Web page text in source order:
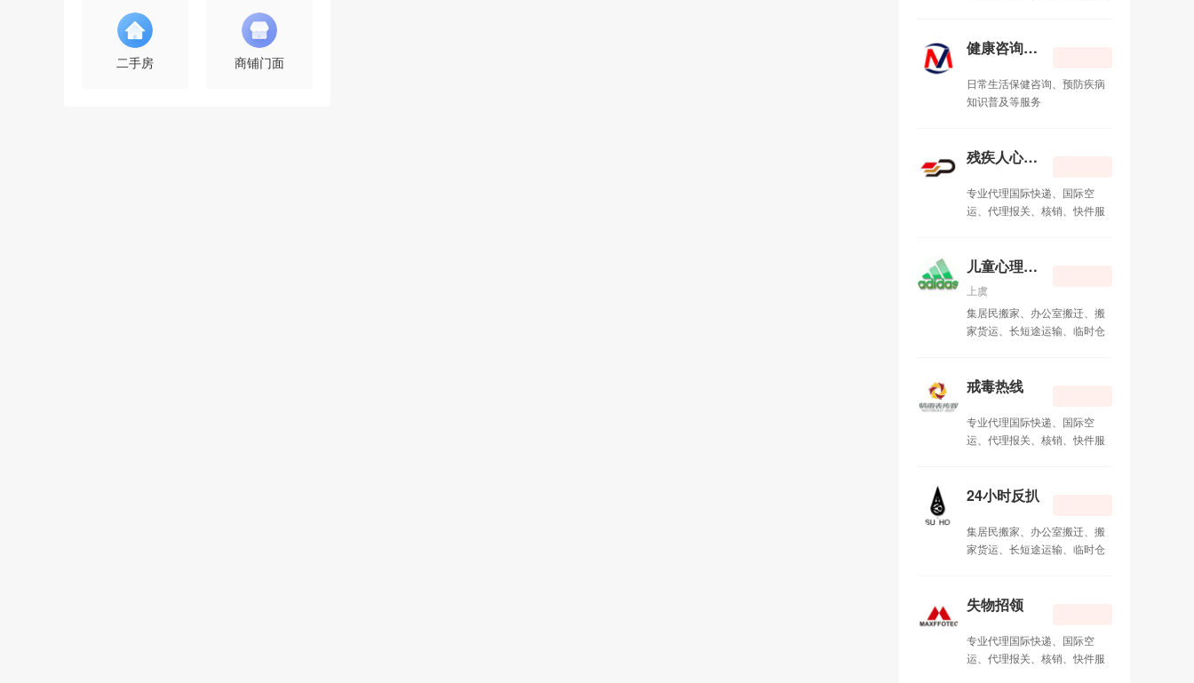
上海大众看车活动--同城最低
价,不要错过~
二手房 商铺门面 马圈汽车站
供电热线
健康咨询热线
日常生活保健咨询、预防疾病
知识普及等服务
残疾人心理咨询
专业代理国际快递、国际空
运、代理报关、核销、快件服
特快专递、 UPS 联合包裹、
便
儿童心理咨询
上虞
集居民搬家、办公室搬迁、搬
家货运、长短途运输、临时仓
备迁移、空调移机、服务器搬
戒毒热线
专业代理国际快递、国际空
运、代理报关、核销、快件服
特快专递、 UPS 联合包裹、
便
24小时反扒
集居民搬家、办公室搬迁、搬
家货运、长短途运输、临时仓
备迁移、空调移机、服务器搬
失物招领
专业代理国际快递、国际空
运、代理报关、核销、快件服